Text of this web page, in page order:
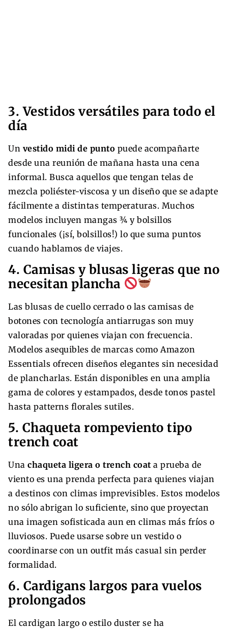
3. Vestidos versátiles para todo el
día
Un vestido midi de punto puede acompañarte
desde una reunión de mañana hasta una cena
informal. Busca aquellos que tengan telas de
mezcla poliéster-viscosa y un diseño que se adapte
fácilmente a distintas temperaturas. Muchos
modelos incluyen mangas ¾ y bolsillos
funcionales (¡sí, bolsillos!) lo que suma puntos
cuando hablamos de viajes.
4. Camisas y blusas ligeras que no
necesitan plancha
Las blusas de cuello cerrado o las camisas de
botones con tecnología antiarrugas son muy
valoradas por quienes viajan con frecuencia.
Modelos asequibles de marcas como Amazon
Essentials ofrecen diseños elegantes sin necesidad
de plancharlas. Están disponibles en una amplia
gama de colores y estampados, desde tonos pastel
hasta patterns florales sutiles.
5. Chaqueta rompeviento tipo
trench coat
Una chaqueta ligera o trench coat a prueba de
viento es una prenda perfecta para quienes viajan
a destinos con climas imprevisibles. Estos modelos
no sólo abrigan lo suficiente, sino que proyectan
una imagen sofisticada aun en climas más fríos o
lluviosos. Puede usarse sobre un vestido o
coordinarse con un outfit más casual sin perder
formalidad.
6. Cardigans largos para vuelos
prolongados
El cardigan largo o estilo duster se ha